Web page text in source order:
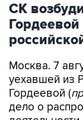
СК
Москва. 7
уехавшей из
Гордеевой (
дело о